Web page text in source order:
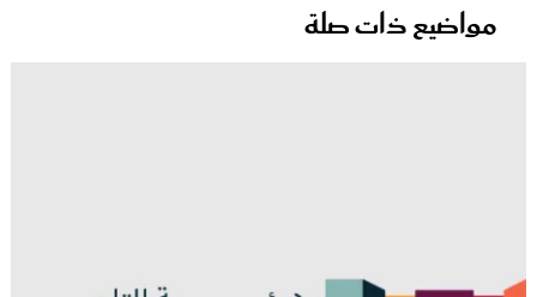
مواضيع ذات صلة